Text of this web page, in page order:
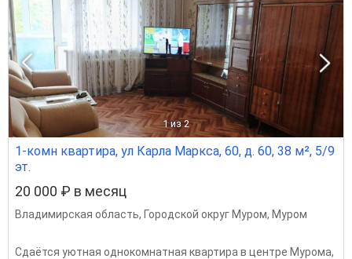
1 из 2
1-комн квартира, ул Карла Маркса, 60, д. 60, 38 м², 5/9
эт.
20 000 ₽ в месяц
Владимирская область, Городской округ Муром, Муром
Сдаётся уютная однокомнатная квартира в центре Мурома,